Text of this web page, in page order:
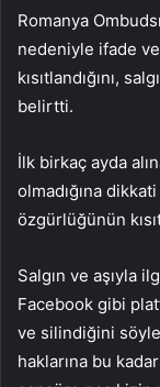
Romanya
nedeniyle ifade
kısıtlandığını,
belirtti.
İlk birkaç ayda
olmadığına
özgürlüğünün
Salgın ve aşıyla
Facebook gibi
ve silindiğini
haklarına bu